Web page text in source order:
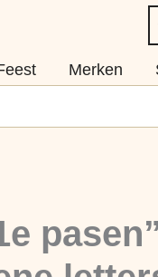
Merken